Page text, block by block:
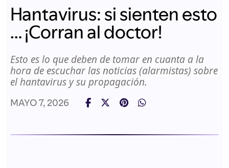
Hantavirus: si sienten esto
… ¡Corran al doctor!
Esto es lo que deben de tomar en cuanta a la
hora de escuchar las noticias (alarmistas) sobre
el hantavirus y su propagación.
MAYO 7, 2026